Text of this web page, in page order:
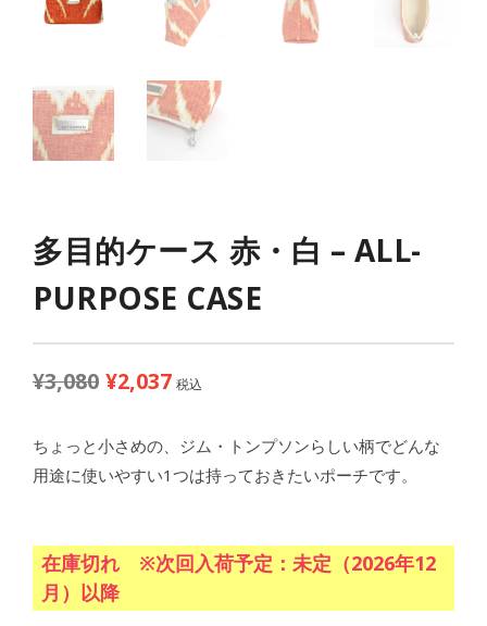
多目的ケース 赤・白 – ALL-
PURPOSE CASE
¥3,080 元
価
格
で
し
た。
¥2,037現
の
価
¥2,037
す。
税込
ちょっと小さめの、ジム・トンプソンらしい柄でどんな
用途に使いやすい1つは持っておきたいポーチです。
在庫切れ ※次回入荷予定：未定（2026年12
月）以降